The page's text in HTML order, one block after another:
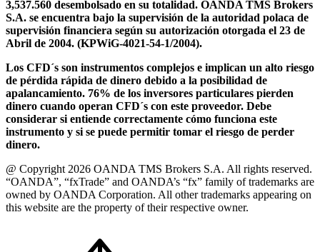
3,537.560 desembolsado en su totalidad. OANDA TMS Brokers
S.A. se encuentra bajo la supervisión de la autoridad polaca de
supervisión financiera según su autorización otorgada el 23 de
Abril de 2004. (KPWiG-4021-54-1/2004).
Los CFD´s son instrumentos complejos e implican un alto riesgo
de pérdida rápida de dinero debido a la posibilidad de
apalancamiento. 76% de los inversores particulares pierden
dinero cuando operan CFD´s con este proveedor. Debe
considerar si entiende correctamente cómo funciona este
instrumento y si se puede permitir tomar el riesgo de perder
dinero.
@ Copyright 2026 OANDA TMS Brokers S.A. All rights reserved.
“OANDA”, “fxTrade” and OANDA’s “fx” family of trademarks are
owned by OANDA Corporation. All other trademarks appearing on
this website are the property of their respective owner.